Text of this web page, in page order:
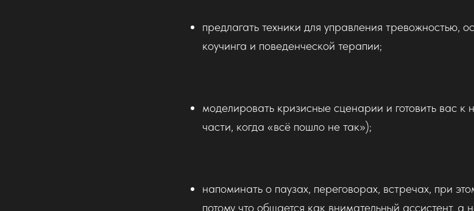
предлагать техники для управления тревожностью,
коучинга и поведенческой терапии;
моделировать кризисные сценарии и готовить вас
части, когда «всё пошло не так»);
напоминать о паузах, переговорах, встречах, при
потому что общается как внимательный ассистент, а